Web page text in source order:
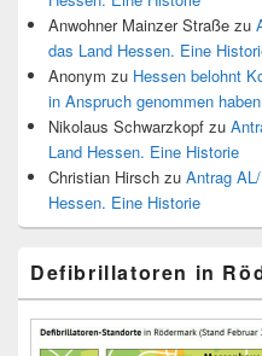
Anwohner Mainzer Straße zu
das Land Hessen. Eine
Anonym zu Hessen belohnt
in Anspruch genommen
Nikolaus Schwarzkopf zu
Land Hessen. Eine Historie
Christian Hirsch zu Antrag
Hessen. Eine Historie
Defibrillatoren in